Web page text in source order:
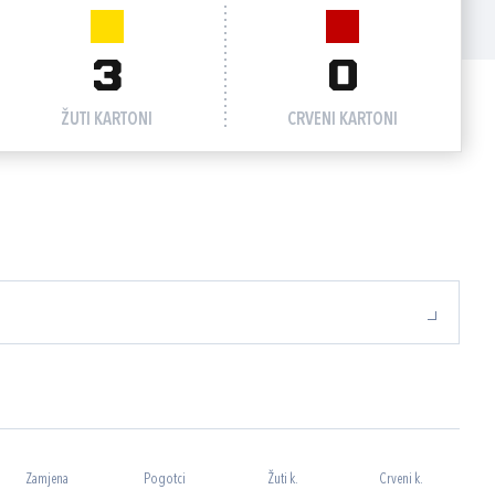
3
ŽUTI KARTONI
0
CRVENI KARTONI
Zamjena Pogotci Žuti k. Crveni k.